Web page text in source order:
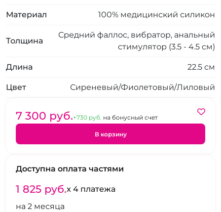
Материал 100% медицинский силикон
Толщина
Средний фаллос, вибратор, анальный
стимулятор (3.5 - 4.5 см)
Длина 22.5 см
Цвет Сиреневый/Фиолетовый/Лиловый
7 300 pуб.+730 pуб. на бонусный счет
В корзину
Доступна оплата частями
1 825 pуб.x 4 платежа
на 2 месяца